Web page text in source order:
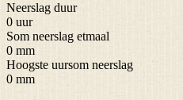
Neerslag duur
0 uur
Som neerslag etmaal
0 mm
Hoogste uursom neerslag
0 mm